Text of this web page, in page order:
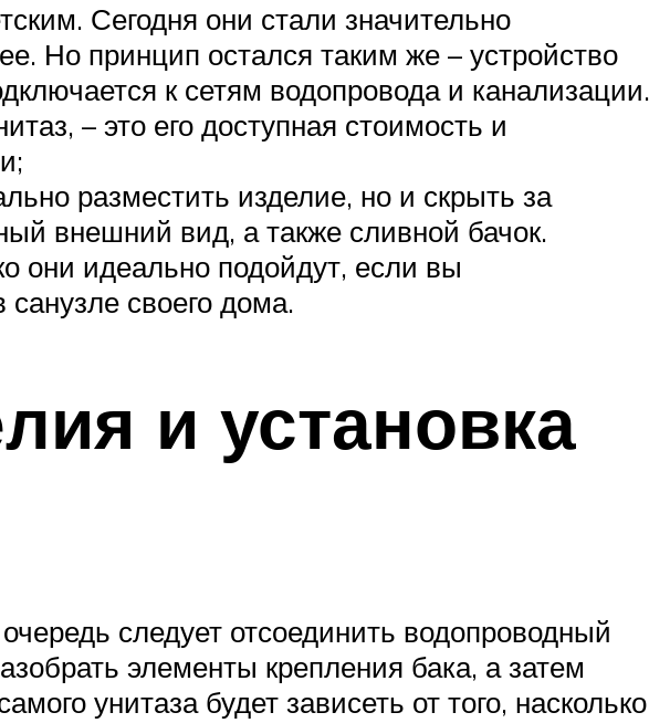
Сегодня они стали значительно
Но принцип остался таким же – устройство
к сетям водопровода и канализации.
– это его доступная стоимость и
разместить изделие, но и скрыть за
внешний вид, а также сливной бачок.
они идеально подойдут, если вы
своего дома.
и установка
следует отсоединить водопроводный
элементы крепления бака, а затем
унитаза будет зависеть от того, насколько